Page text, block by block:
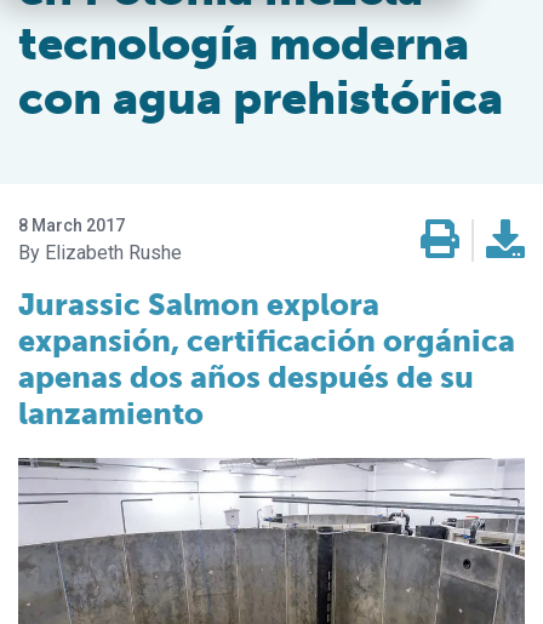
tecnología moderna
con agua prehistórica
8 March 2017
Elizabeth Rushe
Jurassic Salmon explora
expansión, certificación orgánica
apenas dos años después de su
lanzamiento